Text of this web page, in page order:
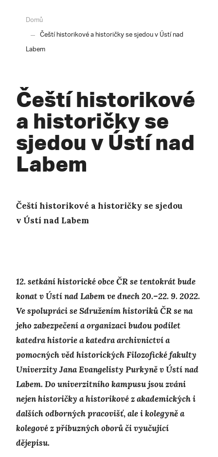
Domů
Čeští historikové a historičky se sjedou v Ústí nad
Labem
Čeští historikové
a historičky se
sjedou v Ústí nad
Labem
Čeští historikové a historičky se sjedou
v Ústí nad Labem
12. setkání historické obce ČR se tentokrát bude
konat v Ústí nad Labem ve dnech 20.–22. 9. 2022.
Ve spolupráci se Sdružením historiků ČR se na
jeho zabezpečení a organizaci budou podílet
katedra historie a katedra archivnictví a
pomocných věd historických Filozofické fakulty
Univerzity Jana Evangelisty Purkyně v Ústí nad
Labem. Do univerzitního kampusu jsou zváni
nejen historičky a historikové z akademických i
dalších odborných pracovišť, ale i kolegyně a
kolegové z příbuzných oborů či vyučující
dějepisu.